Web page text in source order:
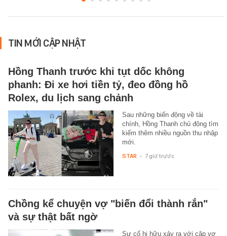
TIN MỚI CẬP NHẬT
Hồng Thanh trước khi tụt dốc không
phanh: Đi xe hơi tiền tỷ, đeo đồng hồ
Rolex, du lịch sang chảnh
Sau những biến động về tài
chính, Hồng Thanh chủ động tìm
kiếm thêm nhiều nguồn thu nhập
mới.
STAR - 7 giờ trước
Chồng kể chuyện vợ "biến đổi thành rắn"
và sự thật bất ngờ
Sự cố hi hữu xảy ra với cặp vợ